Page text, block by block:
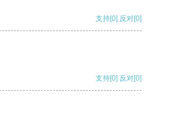
支持[0] 反对[0]
支持[0] 反对[0]